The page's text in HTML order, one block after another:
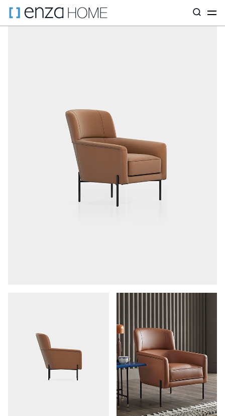
Главная страница Диваны Данте